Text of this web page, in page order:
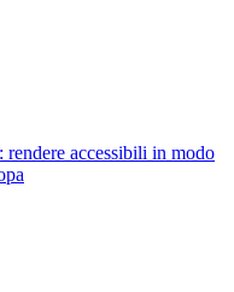
rendere accessibili in modo